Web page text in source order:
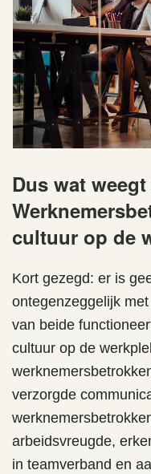
Dus wat
cultuur op de
Kort gezegd: er is
ontegenzeggelijk
van beide
cultuur op de
verzorgde
arbeidsvreugde,
in teamverband en